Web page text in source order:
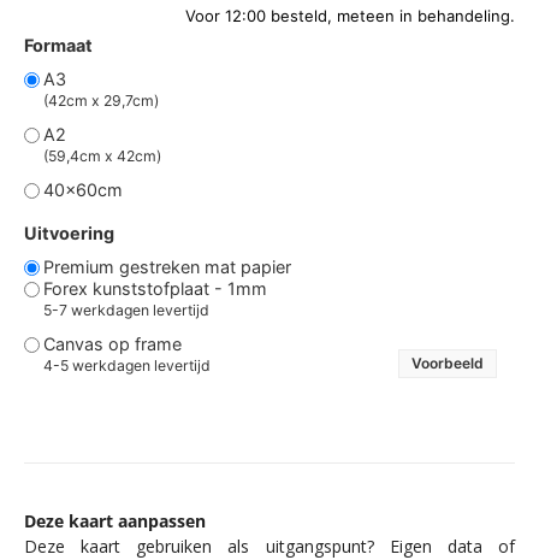
Formaat
A3
(42cm x 29,7cm)
A2
(59,4cm x 42cm)
40x60cm
Uitvoering
Premium gestreken mat papier
Forex kunststofplaat - 1mm
5-7 werkdagen levertijd
Canvas op frame
4-5 werkdagen levertijd Voorbeeld
Deze kaart aanpassen
Deze kaart gebruiken als uitgangspunt? Eigen data of